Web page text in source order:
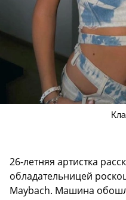
26-летняя артистка
обладательницей
Maybach. Машина